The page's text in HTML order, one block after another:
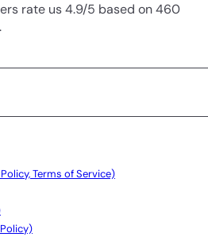
rate us 4.9/5 based on 460
Terms of Service)